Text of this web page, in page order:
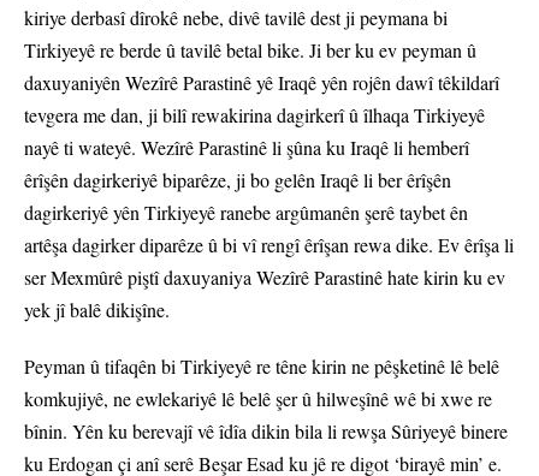
kiriye derbasî dîrokê nebe, divê tavilê dest ji peymana bi
Tirkiyeyê re berde û tavilê betal bike. Ji ber ku ev peyman û
daxuyaniyên Wezîrê Parastinê yê Iraqê yên rojên dawî têkildarî
tevgera me dan, ji bilî rewakirina dagirkerî û îlhaqa Tirkiyeyê
nayê ti wateyê. Wezîrê Parastinê li şûna ku Iraqê li hemberî
êrîşên dagirkeriyê biparêze, ji bo gelên Iraqê li ber êrîşên
dagirkeriyê yên Tirkiyeyê ranebe argûmanên şerê taybet ên
artêşa dagirker diparêze û bi vî rengî êrîşan rewa dike. Ev êrîşa li
ser Mexmûrê piştî daxuyaniya Wezîrê Parastinê hate kirin ku ev
yek jî balê dikişîne.
Peyman û tifaqên bi Tirkiyeyê re têne kirin ne pêşketinê lê belê
komkujiyê, ne ewlekariyê lê belê şer û hilweşînê wê bi xwe re
bînin. Yên ku berevajî vê îdîa dikin bila li rewşa Sûriyeyê binere
ku Erdogan çi anî serê Beşar Esad ku jê re digot ‘birayê min’ e.